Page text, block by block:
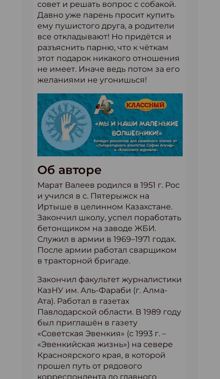
совет и решать вопрос с собакой.
Давно уже парень просит купить
ему пушистого друга, а родители
все откладывают! Но придётся и
разъяснить парню, что к чёткам
этот подарок никакого отношения
не имеет. Иначе ведь потом за его
желаниями не угонишься!
Об авторе
Марат Валеев родился в 1951 г. Рос
и учился в с. Пятерыжск на
Иртыше в целинном Казахстане.
Закончил школу, успел поработать
бетонщиком на заводе ЖБИ.
Служил в армии в 1969–1971 годах.
После армии работал сварщиком
в тракторной бригаде.
Закончил факультет журналистики
КазНУ им. Аль-Фараби (г. Алма-
Ата). Работал в газетах
Павлодарской области. В 1989 году
был приглашён в газету
«Советская Эвенкия» (с 1993 г. –
«Эвенкийская жизнь») на севере
Красноярского края, в которой
прошел путь от рядового
корреспондента до главного